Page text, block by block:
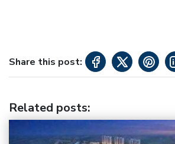
Share this post:
Related posts: